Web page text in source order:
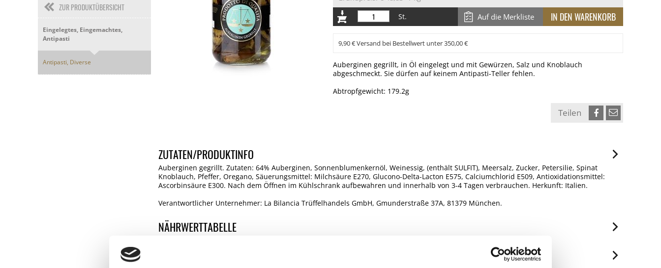
ZUR PRODUKTÜBERSICHT
Eingelegtes, Eingemachtes,
Antipasti
Antipasti, Diverse
St.
Auf die Merkliste
9,90 € Versand bei Bestellwert unter 350,00 €
Auberginen gegrillt, in Öl eingelegt und mit Gewürzen, Salz und Knoblauch
abgeschmeckt. Sie dürfen auf keinem Antipasti-Teller fehlen.
Abtropfgewicht: 179.2g
Teilen
ZUTATEN/PRODUKTINFO
Auberginen gegrillt. Zutaten: 64% Auberginen, Sonnenblumenkernöl, Weinessig, (enthält SULFIT), Meersalz, Zucker, Petersilie, Spinat
Knoblauch, Pfeffer, Oregano, Säuerungsmittel: Milchsäure E270, Glucono-Delta-Lacton E575, Calciumchlorid E509, Antioxidationsmittel:
Ascorbinsäure E300. Nach dem Öffnen im Kühlschrank aufbewahren und innerhalb von 3-4 Tagen verbrauchen. Herkunft: Italien.
Verantwortlicher Unternehmer: La Bilancia Trüffelhandels GmbH, Gmunderstraße 37A, 81379 München.
NÄHRWERTTABELLE
462 kJ/110 kcal